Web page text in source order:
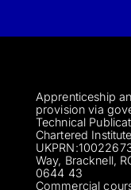
Apprenticeship
provision via
Technical
Chartered
Way, Bracknell,
0644 43
Commercial